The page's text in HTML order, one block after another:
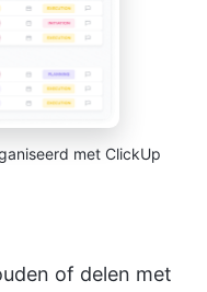
met ClickUp
of delen met